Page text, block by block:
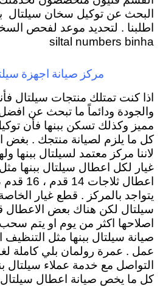
البحث عن توكيل سخان سيلتال
اطلبنا . لتحديد موعد لفحص
siltal numbers binha
مركز صيانة اجهزة
اذا كنت تمتلك منتجات سيلتال
والجودة ودائماً ما تبحث عن
مميز وكذلك تسكن ببنها فأن
كل ما يلزم لصيانة منتجك . بغض
لاننا مركز معتمد لسيلتال ببنها
غيار لكل اعطال سيلتال ببنها
يتواجد بالمركز . قطع غيار
سيلتال لكن هناك بعض الاعطال
اصلاحها اكثر من يوم او يتم سحب
صيانة سيلتال ببنها مثل التنظيف
عمل . عمرة رولمان بلي كاملة
التواصل مع خدمة عملاء سيلتال
كل ما يخص صيانة اعطال سيلتال